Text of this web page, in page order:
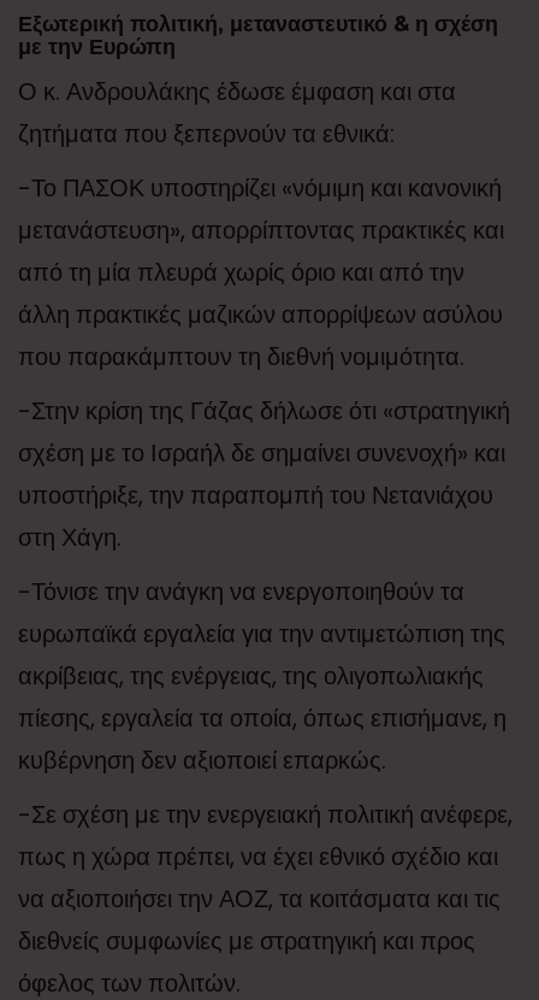
Εξωτερική πολιτική, μεταναστευτικό & η σχέση
με την Ευρώπη
Ο κ. Ανδρουλάκης έδωσε έμφαση και στα
ζητήματα που ξεπερνούν τα εθνικά:
-Το ΠΑΣΟΚ υποστηρίζει «νόμιμη και κανονική
μετανάστευση», απορρίπτοντας πρακτικές και
από τη μία πλευρά χωρίς όριο και από την
άλλη πρακτικές μαζικών απορρίψεων ασύλου
που παρακάμπτουν τη διεθνή νομιμότητα.
-Στην κρίση της Γάζας δήλωσε ότι «στρατηγική
σχέση με το Ισραήλ δε σημαίνει συνενοχή» και
υποστήριξε, την παραπομπή του Νετανιάχου
στη Χάγη.
-Τόνισε την ανάγκη να ενεργοποιηθούν τα
ευρωπαϊκά εργαλεία για την αντιμετώπιση της
ακρίβειας, της ενέργειας, της ολιγοπωλιακής
πίεσης, εργαλεία τα οποία, όπως επισήμανε, η
κυβέρνηση δεν αξιοποιεί επαρκώς.
-Σε σχέση με την ενεργειακή πολιτική ανέφερε,
πως η χώρα πρέπει, να έχει εθνικό σχέδιο και
να αξιοποιήσει την ΑΟΖ, τα κοιτάσματα και τις
διεθνείς συμφωνίες με στρατηγική και προς
όφελος των πολιτών.